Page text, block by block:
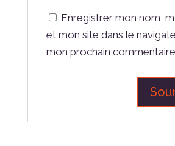
Enregistrer mon nom,
et mon site dans le
mon prochain